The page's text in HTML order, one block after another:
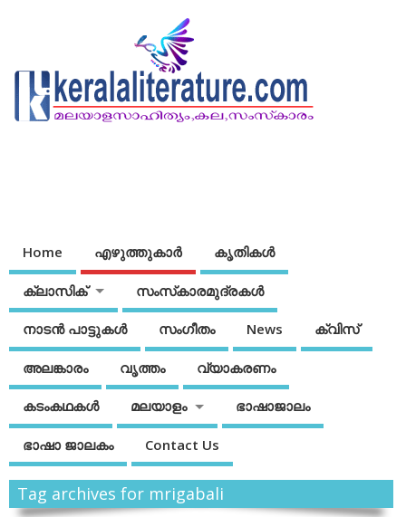
Home എഴുത്തുകാര്‍ കൃതികൾ
ക്ലാസിക് സംസ്‌കാരമുദ്രകള്‍
നാടന്‍ പാട്ടുകള്‍ സംഗീതം News ക്വിസ്
അലങ്കാരം വൃത്തം വ്യാകരണം
കടംകഥകള്‍ മലയാളം ഭാഷാജാലം
ഭാഷാ ജാലകം Contact Us
Tag archives for mrigabali